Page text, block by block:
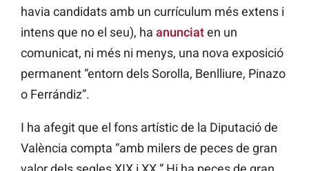
havia candidats amb un currículum més extens i
intens que no el seu), ha anunciaten un
comunicat, ni més ni menys, una nova exposició
permanent “entorn dels Sorolla, Benlliure, Pinazo
o Ferrándiz”.
I ha afegit que el fons artístic de la Diputació de
València compta “amb milers de peces de gran